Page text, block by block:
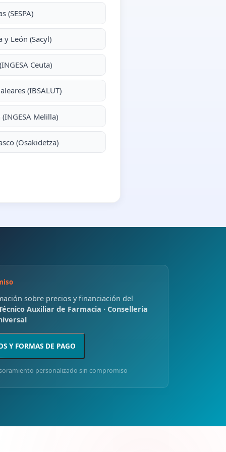
(SESPA)
y León (Sacyl)
Ceuta)
(IBSALUT)
Melilla)
(Osakidetza)
sobre precios y financiación del
Auxiliar de Farmacia · Conselleria
Y FORMAS DE PAGO
personalizado sin compromiso